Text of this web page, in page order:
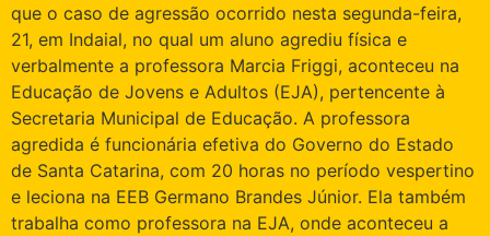
que o caso de agressão ocorrido nesta segunda-feira,
21, em Indaial, no qual um aluno agrediu física e
verbalmente a professora Marcia Friggi, aconteceu na
Educação de Jovens e Adultos (EJA), pertencente à
Secretaria Municipal de Educação. A professora
agredida é funcionária efetiva do Governo do Estado
de Santa Catarina, com 20 horas no período vespertino
e leciona na EEB Germano Brandes Júnior. Ela também
trabalha como professora na EJA, onde aconteceu a